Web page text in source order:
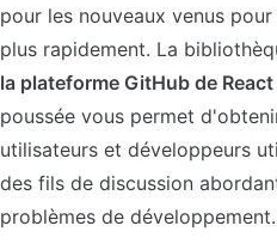
pour les nouveaux venus
plus rapidement. La
la plateforme GitHub de
poussée vous permet
utilisateurs et développeurs
des fils de discussion
problèmes de développement.